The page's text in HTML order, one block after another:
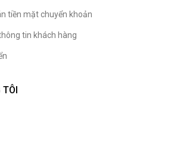
tiền mặt chuyển khoản
tin khách hàng
TÔI